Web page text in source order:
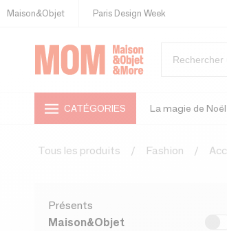
Maison&Objet Paris Design Week
CATÉGORIES La magie de Noël
Tous les produits Fashion
Présents
Maison&Objet